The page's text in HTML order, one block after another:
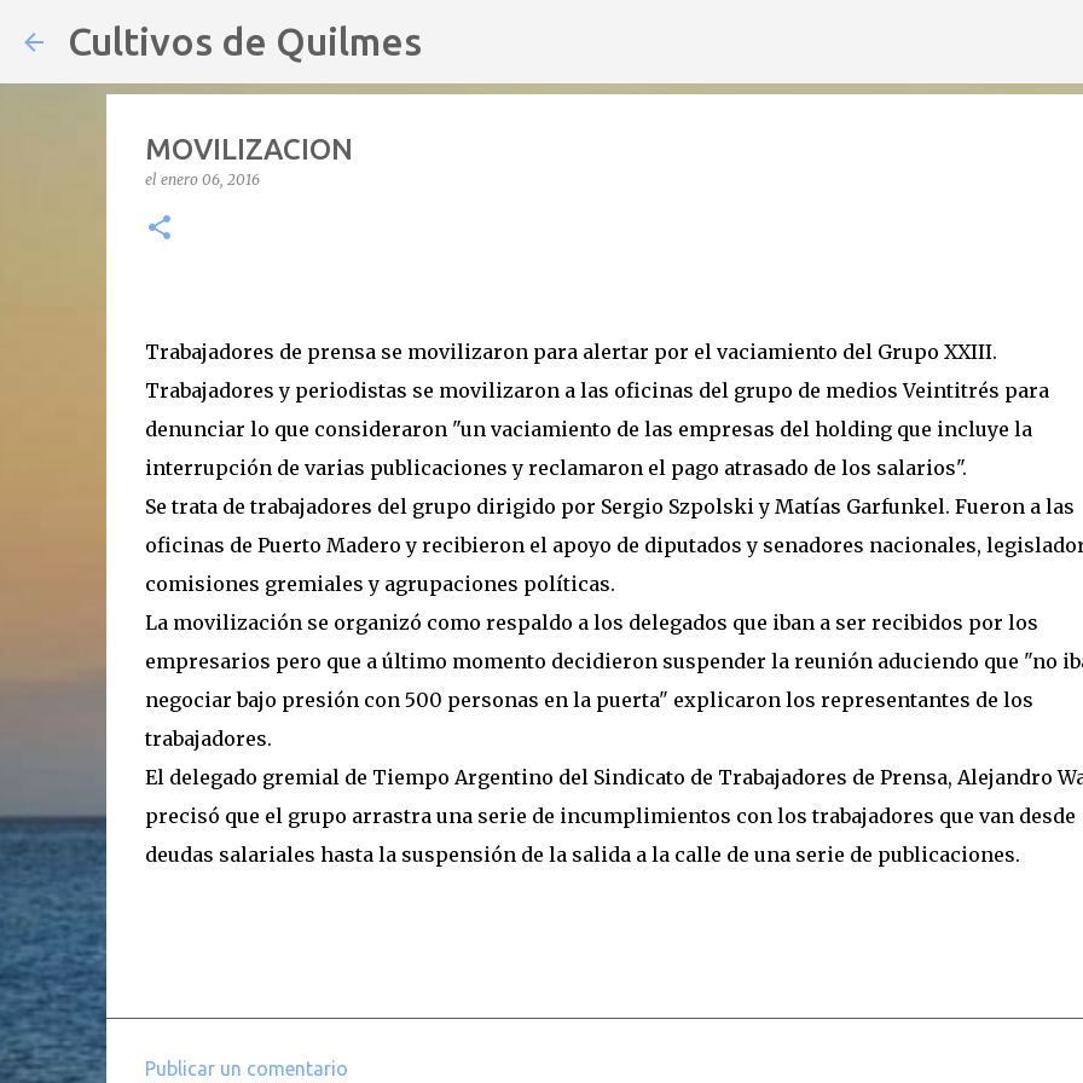
Cultivos de Quilmes
MOVILIZACION
el enero 06, 2016
Trabajadores de prensa se movilizaron para alertar por el vaciamiento del Grupo XXIII.
Trabajadores y periodistas se movilizaron a las oficinas del grupo de medios Veintitrés para
denunciar lo que consideraron "un vaciamiento de las empresas del holding que incluye la
interrupción de varias publicaciones y reclamaron el pago atrasado de los salarios".
Se trata de trabajadores del grupo dirigido por Sergio Szpolski y Matías Garfunkel. Fueron a las
oficinas de Puerto Madero y recibieron el apoyo de diputados y senadores nacionales,
comisiones gremiales y agrupaciones políticas.
La movilización se organizó como respaldo a los delegados que iban a ser recibidos por los
empresarios pero que a último momento decidieron suspender la reunión aduciendo que "no
negociar bajo presión con 500 personas en la puerta" explicaron los representantes de los
trabajadores.
El delegado gremial de Tiempo Argentino del Sindicato de Trabajadores de Prensa, Alejandro
precisó que el grupo arrastra una serie de incumplimientos con los trabajadores que van desde
deudas salariales hasta la suspensión de la salida a la calle de una serie de publicaciones.
Publicar un comentario